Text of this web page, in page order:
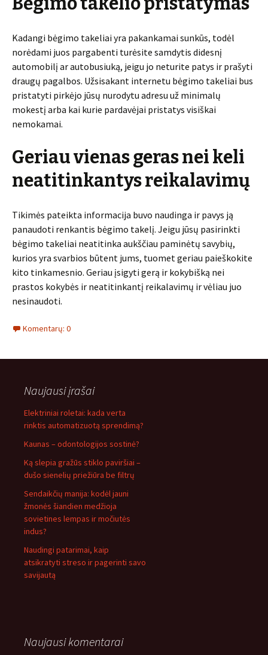
Kadangi bėgimo takeliai yra pakankamai sunkūs, todėl
norėdami juos pargabenti turėsite samdytis didesnį
automobilį ar autobusiuką, jeigu jo neturite patys ir prašyti
draugų pagalbos. Užsisakant internetu bėgimo takeliai bus
pristatyti pirkėjo jūsų nurodytu adresu už minimalų
mokestį arba kai kurie pardavėjai pristatys visiškai
nemokamai.
Geriau vienas geras nei keli
neatitinkantys reikalavimų
Tikimės pateikta informacija buvo naudinga ir pavys ją
panaudoti renkantis bėgimo takelį. Jeigu jūsų pasirinkti
bėgimo takeliai neatitinka aukščiau paminėtų savybių,
kurios yra svarbios būtent jums, tuomet geriau paieškokite
kito tinkamesnio. Geriau įsigyti gerą ir kokybišką nei
prastos kokybės ir neatitinkantį reikalavimų ir vėliau juo
nesinaudoti.
Komentarų: 0
Naujausi įrašai
Elektriniai roletai: kada verta
rinktis automatizuotą sprendimą?
Kaunas – odontologijos sostinė?
Ką slepia gražūs stiklo paviršiai –
dušo sienelių priežiūra be filtrų
Sendaikčių manija: kodėl jauni
žmonės šiandien medžioja
sovietines lempas ir močiutės
indus?
Naudingi patarimai, kaip
atsikratyti streso ir pagerinti savo
savijautą
Naujausi komentarai